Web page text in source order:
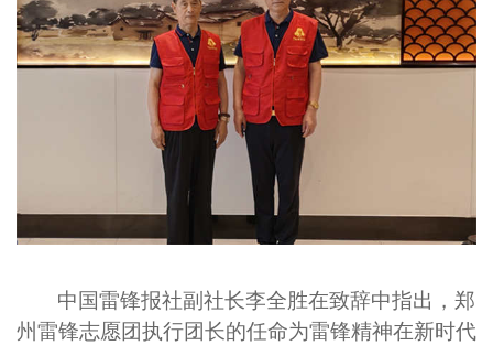
中国雷锋报社副社长李全胜在致辞中指出，郑
州雷锋志愿团执行团长的任命为雷锋精神在新时代